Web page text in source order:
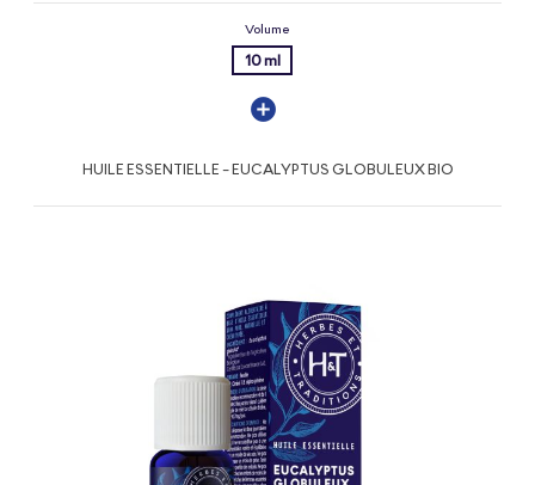
Volume
10 ml
HUILE ESSENTIELLE - EUCALYPTUS GLOBULEUX BIO